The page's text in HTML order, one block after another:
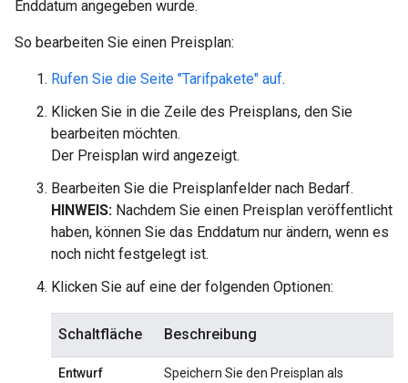
Enddatum angegeben wurde.
So bearbeiten Sie einen Preisplan:
Rufen Sie die Seite "Tarifpakete" auf.
Klicken Sie in die Zeile des Preisplans, den Sie
bearbeiten möchten.
Der Preisplan wird angezeigt.
Bearbeiten Sie die Preisplanfelder nach Bedarf.
HINWEIS: Nachdem Sie einen Preisplan veröffentlicht
haben, können Sie das Enddatum nur ändern, wenn es
noch nicht festgelegt ist.
Klicken Sie auf eine der folgenden Optionen:
Schaltfläche Beschreibung
Entwurf
Speichern Sie den Preisplan als